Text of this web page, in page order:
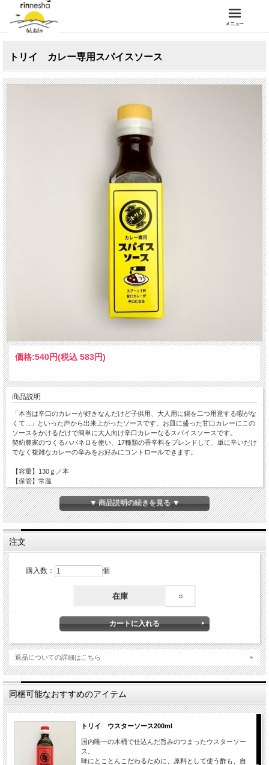
メニュー
トリイ カレー専用スパイスソース
価格:540円(税込 583円)
商品説明
「本当は辛口のカレーが好きなんだけど子供用、大人用に鍋を二つ用意する暇がな
くて...」といった声から出来上がったソースです。お皿に盛った甘口カレーにこの
ソースをかけるだけで簡単に大人向け辛口カレーなるスパイスソースです。
契約農家のつくるハバネロを使い、17種類の香辛料をブレンドして、単に辛いだけ
でなく複雑なカレーの辛みをお好みにコントロールできます。
【容量】130ｇ／本
【保管】常温
▼ 商品説明の続きを見る ▼
注文
購入数： 個
在庫 ○
返品についての詳細はこちら
同梱可能なおすすめのアイテム
トリイ ウスターソース200ml
国内唯一の木桶で仕込んだ旨みのつまったウスターソー
ス。
味にとことんこだわるために、原料として使う酢も、自